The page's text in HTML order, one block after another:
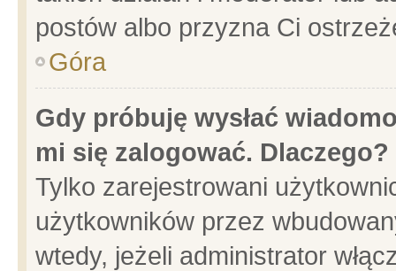
postów albo przyzna Ci
Góra
Gdy próbuję wysłać
mi się zalogować. Dlaczego?
Tylko zarejestrowani
użytkowników przez
wtedy, jeżeli administrator